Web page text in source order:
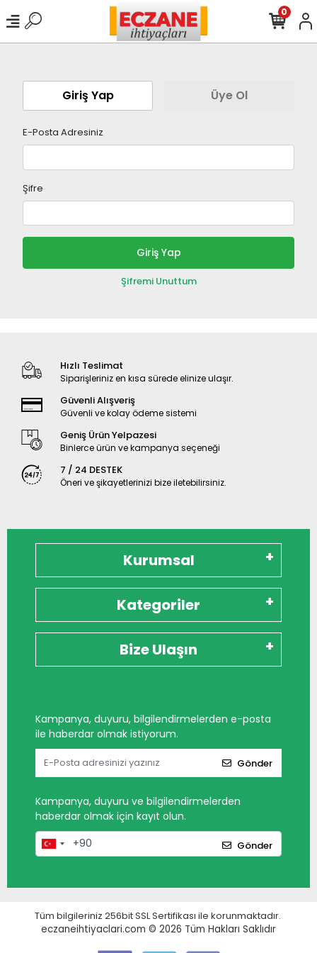
0
Giriş Yap Üye Ol
E-Posta Adresiniz
Şifre
Giriş Yap
Şifremi Unuttum
Hızlı Teslimat
Siparişleriniz en kısa sürede elinize ulaşır.
Güvenli Alışveriş
Güvenli ve kolay ödeme sistemi
Geniş Ürün Yelpazesi
Binlerce ürün ve kampanya seçeneği
7 / 24 DESTEK
Öneri ve şikayetlerinizi bize iletebilirsiniz.
Kurumsal
Kategoriler
Bize Ulaşın
Kampanya, duyuru, bilgilendirmelerden e-posta
ile haberdar olmak istiyorum.
Gönder
Kampanya, duyuru ve bilgilendirmelerden
haberdar olmak için kayıt olun.
Gönder
Tüm bilgileriniz 256bit SSL Sertifikası ile korunmaktadır.
eczaneihtiyaclari.com © 2026 Tüm Hakları Saklıdır